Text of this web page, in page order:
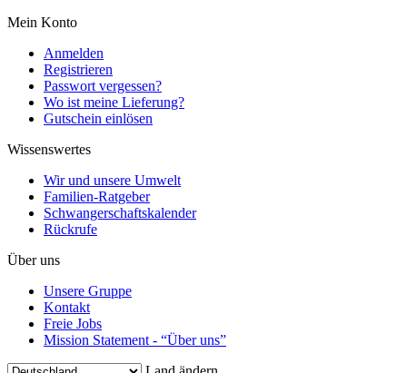
Mein Konto
Anmelden
Registrieren
Passwort vergessen?
Wo ist meine Lieferung?
Gutschein einlösen
Wissenswertes
Wir und unsere Umwelt
Familien-Ratgeber
Schwangerschaftskalender
Rückrufe
Über uns
Unsere Gruppe
Kontakt
Freie Jobs
Mission Statement - “Über uns”